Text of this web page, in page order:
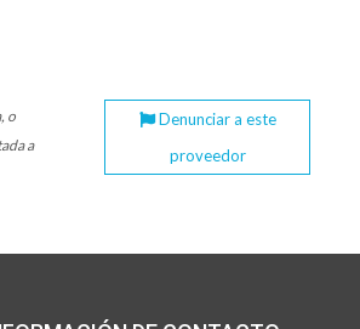
o
a
Denunciar a este
proveedor